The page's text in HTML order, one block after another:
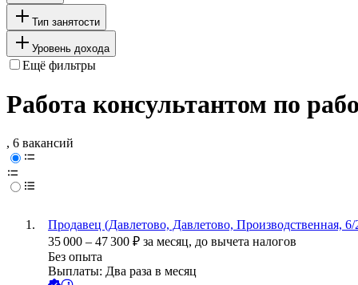
Тип занятости
Уровень дохода
Ещё фильтры
Работа консультантом по
, 6 вакансий
Продавец (Давлетово, Давлетово, Производственная, 6/
35 000 – 47 300 ₽ за месяц, до вычета налогов
Без опыта
Выплаты: Два раза в месяц